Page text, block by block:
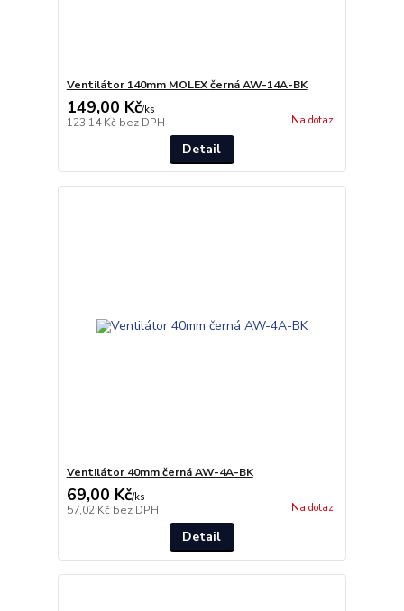
Ventilátor 140mm MOLEX černá AW-14A-BK
149,00 Kč/ks
123,14 Kč bez DPH Na dotaz
Detail
Ventilátor 40mm černá AW-4A-BK
69,00 Kč/ks
57,02 Kč bez DPH Na dotaz
Detail